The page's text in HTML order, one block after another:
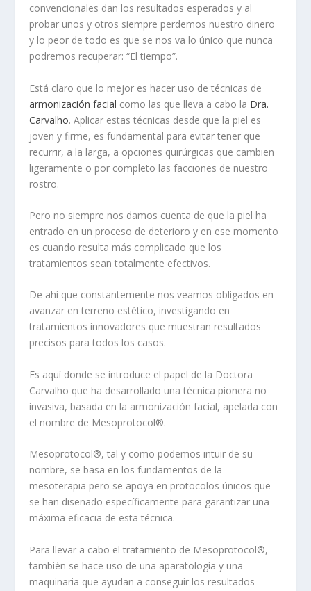
convencionales dan los resultados esperados y al
probar unos y otros siempre perdemos nuestro dinero
y lo peor de todo es que se nos va lo único que nunca
podremos recuperar: “El tiempo”.
Está claro que lo mejor es hacer uso de técnicas de
armonización facial como las que lleva a cabo la Dra.
Carvalho. Aplicar estas técnicas desde que la piel es
joven y firme, es fundamental para evitar tener que
recurrir, a la larga, a opciones quirúrgicas que cambien
ligeramente o por completo las facciones de nuestro
rostro.
Pero no siempre nos damos cuenta de que la piel ha
entrado en un proceso de deterioro y en ese momento
es cuando resulta más complicado que los
tratamientos sean totalmente efectivos.
De ahí que constantemente nos veamos obligados en
avanzar en terreno estético, investigando en
tratamientos innovadores que muestran resultados
precisos para todos los casos.
Es aquí donde se introduce el papel de la Doctora
Carvalho que ha desarrollado una técnica pionera no
invasiva, basada en la armonización facial, apelada con
el nombre de Mesoprotocol®.
Mesoprotocol®, tal y como podemos intuir de su
nombre, se basa en los fundamentos de la
mesoterapia pero se apoya en protocolos únicos que
se han diseñado específicamente para garantizar una
máxima eficacia de esta técnica.
Para llevar a cabo el tratamiento de Mesoprotocol®,
también se hace uso de una aparatología y una
maquinaria que ayudan a conseguir los resultados